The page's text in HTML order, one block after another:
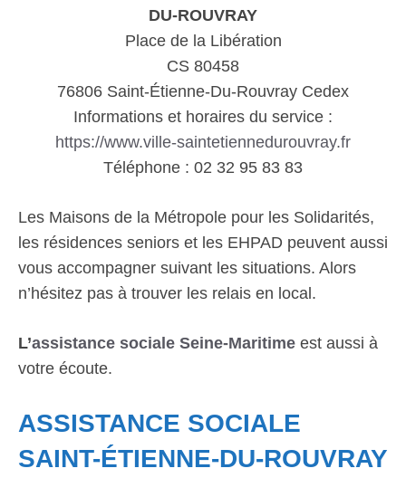
DU-ROUVRAY
Place de la Libération
CS 80458
76806 Saint-Étienne-Du-Rouvray Cedex
Informations et horaires du service :
https://www.ville-saintetiennedurouvray.fr
Téléphone : 02 32 95 83 83
Les Maisons de la Métropole pour les Solidarités,
les résidences seniors et les EHPAD peuvent aussi
vous accompagner suivant les situations. Alors
n’hésitez pas à trouver les relais en local.
L’assistance sociale Seine-Maritime est aussi à
votre écoute.
ASSISTANCE SOCIALE
SAINT-ÉTIENNE-DU-ROUVRAY